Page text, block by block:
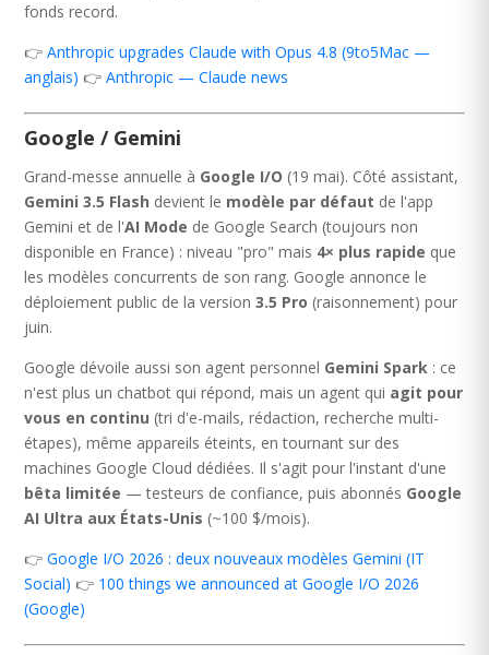
fonds record.
👉Anthropic upgrades Claude with Opus 4.8 (9to5Mac —
anglais) 👉Anthropic — Claude news
Google / Gemini
Grand-messe annuelle à Google I/O (19 mai). Côté assistant,
Gemini 3.5 Flash devient le modèle par défaut de l'app
Gemini et de l'AI Mode de Google Search (toujours non
disponible en France) : niveau "pro" mais 4× plus rapide que
les modèles concurrents de son rang. Google annonce le
déploiement public de la version3.5 Pro (raisonnement) pour
juin.
Google dévoile aussi son agent personnel Gemini Spark : ce
n'est plus un chatbot qui répond, mais un agent qui agit pour
vous en continu (tri d'e-mails, rédaction, recherche multi-
étapes), même appareils éteints, en tournant sur des
machines Google Cloud dédiées. Il s'agit pour l'instant d'une
bêta limitée — testeurs de confiance, puis abonnés Google
AI Ultra aux États-Unis (~100 $/mois).
👉Google I/O 2026 : deux nouveaux modèles Gemini (IT
Social) 👉 100 things we announced at Google I/O 2026
(Google)